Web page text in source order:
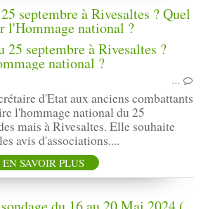
septembre à Rivesaltes ? Quel
l'Hommage national ?
…
d'Etat aux anciens combattants
l'hommage national du 25
mais à Rivesaltes. Elle souhaite
avis d'associations....
EN SAVOIR PLUS